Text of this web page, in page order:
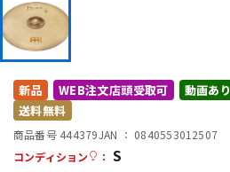
配信/ライブ機器
中古
新品 WEB注文店頭受取可 動画あり
送料無料
商品番号 444379JAN ： 0840553012507
コンディション
： S